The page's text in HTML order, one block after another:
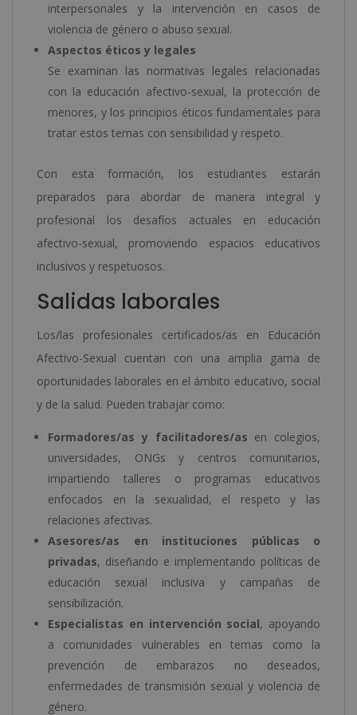
interpersonales y la intervención en casos de
violencia de género o abuso sexual.
Aspectos éticos y legales
Se examinan las normativas legales relacionadas
con la educación afectivo-sexual, la protección de
menores, y los principios éticos fundamentales para
tratar estos temas con sensibilidad y respeto.
Con esta formación, los estudiantes estarán
preparados para abordar de manera integral y
profesional los desafíos actuales en educación
afectivo-sexual, promoviendo espacios educativos
inclusivos y respetuosos.
Salidas laborales
Los/las profesionales certificados/as en Educación
Afectivo-Sexual cuentan con una amplia gama de
oportunidades laborales en el ámbito educativo, social
y de la salud. Pueden trabajar como:
Formadores/as y facilitadores/as en colegios,
universidades, ONGs y centros comunitarios,
impartiendo talleres o programas educativos
enfocados en la sexualidad, el respeto y las
relaciones afectivas.
Asesores/as en instituciones públicas o
privadas, diseñando e implementando políticas de
educación sexual inclusiva y campañas de
sensibilización.
Especialistas en intervención social, apoyando
a comunidades vulnerables en temas como la
prevención de embarazos no deseados,
enfermedades de transmisión sexual y violencia de
género.